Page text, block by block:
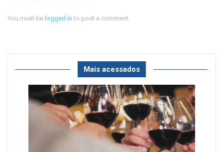
You must be logged in to post a comment.
Mais acessados